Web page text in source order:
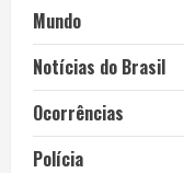
Mundo
Notícias do Brasil
Ocorrências
Polícia